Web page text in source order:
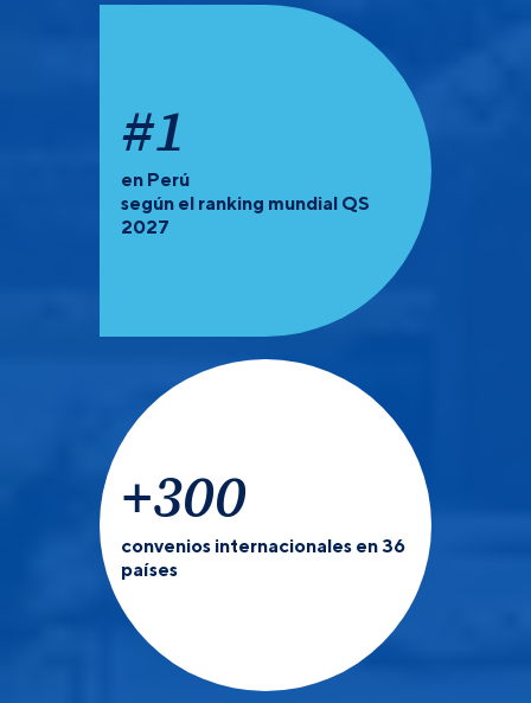
#1
en Perú
según el ranking mundial QS
2027
+300
convenios internacionales en 36
países